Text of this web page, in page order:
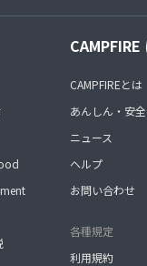
CAMPFIREとは
あんしん・安
ニュース
ヘルプ
お問い合わせ
各種規定
利用規約